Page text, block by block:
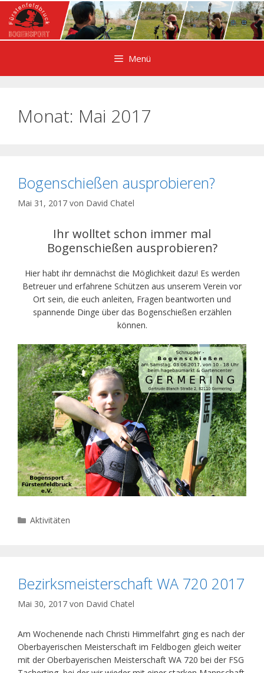
Zum
Inhalt
springen
Menü
Monat: Mai 2017
Bogenschießen ausprobieren?
Mai 31, 2017 von David Chatel
Ihr wolltet schon immer mal
Bogenschießen ausprobieren?
Hier habt ihr demnächst die Möglichkeit dazu! Es werden
Betreuer und erfahrene Schützen aus unserem Verein vor
Ort sein, die euch anleiten, Fragen beantworten und
spannende Dinge über das Bogenschießen erzählen
können.
Kategorien
Aktivitäten
Bezirksmeisterschaft WA 720 2017
Mai 30, 2017 von David Chatel
Am Wochenende nach Christi Himmelfahrt ging es nach der
Oberbayerischen Meisterschaft im Feldbogen gleich weiter
mit der Oberbayerischen Meisterschaft WA 720 bei der FSG